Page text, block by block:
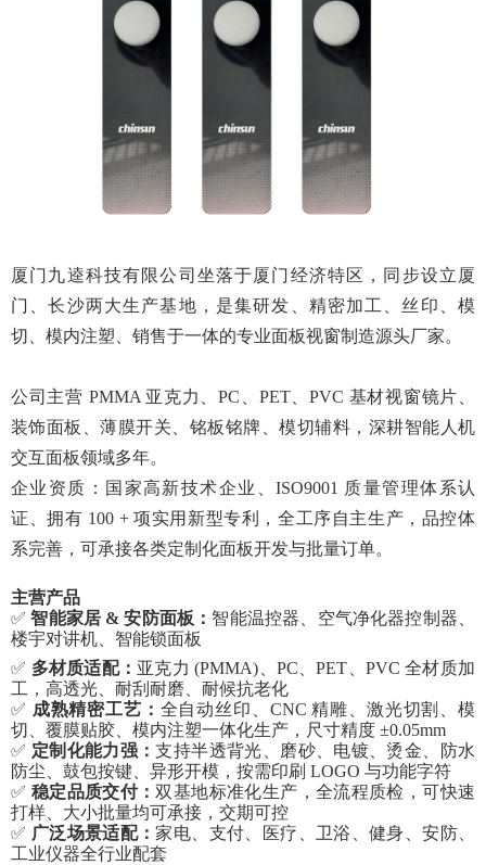
厦门 九逵科技有限公司坐落于厦门经济特区，同步设立厦
门、长沙两大生产基地，是集研发、精密加工、丝印、模
切、模内注塑、销售于一体的专业面板视窗制造源头厂家。
公司主营 PMMA 亚克力、PC、PET、PVC 基材视窗镜片、
装饰面板、薄膜开关、铭板铭牌、模切辅料，深耕智能人机
交互面板领域多年。
企业资质：国家高新技术企业、 ISO9001 质量管理体系认
证、拥有 100 + 项实用新型专利，全工序自主生产，品控体
系完善，可承接各类定制化面板开发与批量订单。
主营产品
✅智能家居 & 安防面板： 智能温控器、空气净化器控制器、
楼宇对讲机、智能锁面板
✅ 多材质适配： 亚克力 (PMMA)、PC、PET、PVC 全材质加
工，高透光、耐刮耐磨、耐候抗老化
✅ 成熟精密工艺： 全自动丝印、 CNC 精雕、激光切割、模
切、覆膜贴胶、模内注塑一体化生产，尺寸精度 ±0.05mm
✅ 定制化能力强：支持半透背光、磨砂、电镀、烫金、防水
防尘、鼓包按键、异形开模，按需印刷 LOGO 与功能字符
✅ 稳定品质交付：双基地标准化生产，全流程质检，可快速
打样、大小批量均可承接，交期可控
✅ 广泛场景适配：家电、支付、医疗、卫浴、健身、安防、
工业仪器全行业配套